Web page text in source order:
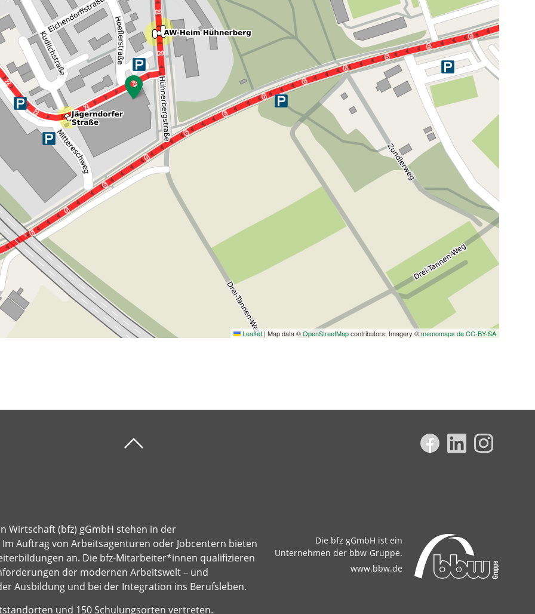
Leaflet | Map data ©OpenStreetMapcontributors, Imagery ©memomaps.deCC-BY-SA
Wirtschaft (bfz) gGmbH stehen in der
Auftrag von Arbeitsagenturen oder Jobcentern bieten
an. Die bfz-Mitarbeiter*innen qualifizieren
der modernen Arbeitswelt – und
Ausbildung und bei der Integration ins Berufsleben.
und 150 Schulungsorten vertreten.
Die bfz gGmbH ist ein
Unternehmen der bbw-Gruppe.
www.bbw.de